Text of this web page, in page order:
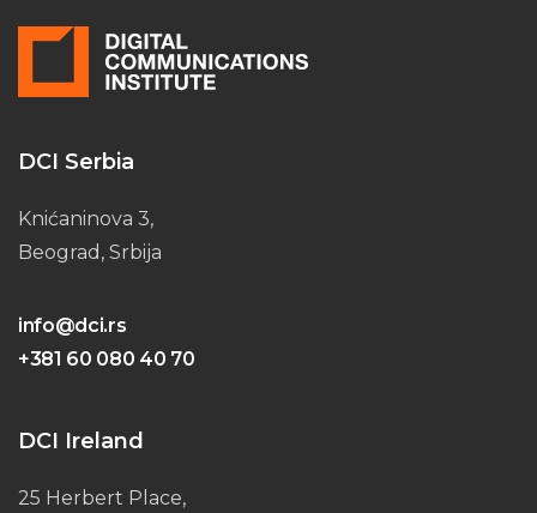
DCI Serbia
Knićaninova 3,
Beograd, Srbija
info@dci.rs
+381 60 080 40 70
DCI Ireland
25 Herbert Place,